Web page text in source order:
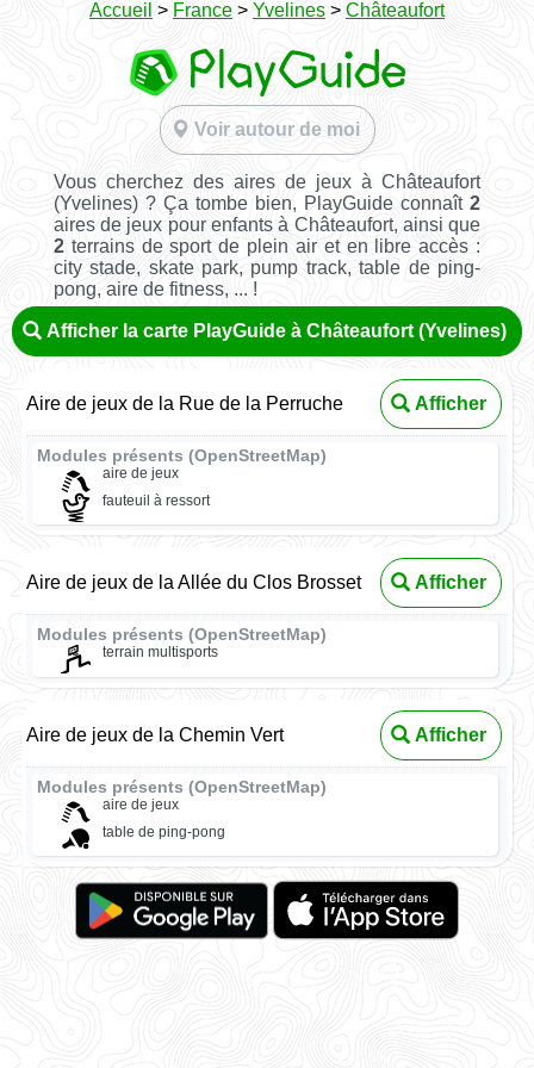
Accueil > France > Yvelines > Châteaufort
Voir autour de moi
Vous cherchez des aires de jeux à Châteaufort
(Yvelines) ? Ça tombe bien, PlayGuide connaît2
aires de jeux pour enfants à Châteaufort, ainsi que
2terrains de sport de plein air et en libre accès :
city stade, skate park, pump track, table de ping-
pong, aire de fitness, ... !
Afficher la carte PlayGuide à Châteaufort (Yvelines)
Aire de jeux de la Rue de la Perruche Afficher
Modules présents (OpenStreetMap)
aire de jeux
fauteuil à ressort
Aire de jeux de la Allée du Clos Brosset Afficher
Modules présents (OpenStreetMap)
terrain multisports
Aire de jeux de la Chemin Vert Afficher
Modules présents (OpenStreetMap)
aire de jeux
table de ping-pong